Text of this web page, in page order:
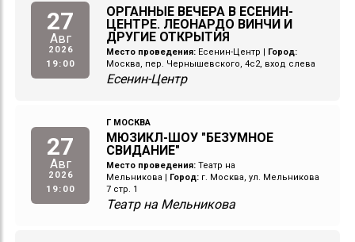
27
Авг
2026
19:00
ОРГАННЫЕ ВЕЧЕРА В ЕСЕНИН-
ЦЕНТРЕ. ЛЕОНАРДО ВИНЧИ И
ДРУГИЕ ОТКРЫТИЯ
Место проведения: Есенин-Центр
Город:
Москва, пер. Чернышевского, 4с2, вход слева
Есенин-Центр
27
Авг
2026
19:00
Г МОСКВА
МЮЗИКЛ-ШОУ "БЕЗУМНОЕ
СВИДАНИЕ"
Место проведения: Театр на
Мельникова
Город: г. Москва, ул. Мельникова
7 стр. 1
Театр на Мельникова